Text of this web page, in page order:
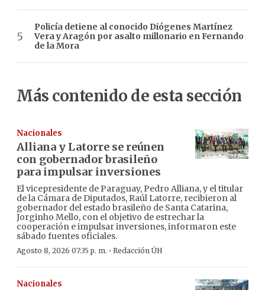
Policía detiene al conocido Diógenes Martínez
Vera y Aragón por asalto millonario en Fernando
de la Mora
Más contenido de esta sección
Nacionales
Alliana y Latorre se reúnen
con gobernador brasileño
para impulsar inversiones
El vicepresidente de Paraguay, Pedro Alliana, y el titular
de la Cámara de Diputados, Raúl Latorre, recibieron al
gobernador del estado brasileño de Santa Catarina,
Jorginho Mello, con el objetivo de estrechar la
cooperación e impulsar inversiones, informaron este
sábado fuentes oficiales.
Agosto 8, 2026 07:35 p. m. · Redacción ÚH
Nacionales